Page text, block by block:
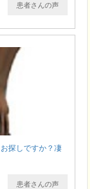
患者さんの声
探しですか？凄
患者さんの声